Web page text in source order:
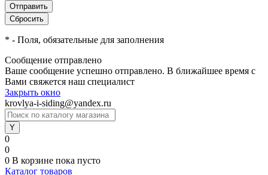
* - Поля, обязательные для заполнения
Сообщение отправлено
Ваше сообщение успешно отправлено. В ближайшее время с
Вами свяжется наш специалист
Закрыть окно
krovlya-i-siding@yandex.ru
0
0
0 В корзине пока пусто
Каталог товаров